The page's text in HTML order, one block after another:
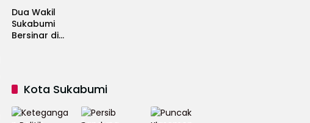
Dua Wakil
Sukabumi
Bersinar di
Ajang Idol
Kids
International
2026
Kota Sukabumi